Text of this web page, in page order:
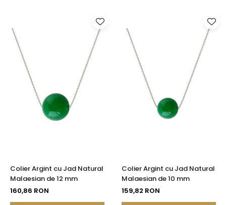
Colier Argint cu Jad Natural
Malaesian de 12 mm
160,86 RON
Colier Argint cu Jad Natural
Malaesian de 10 mm
159,82 RON